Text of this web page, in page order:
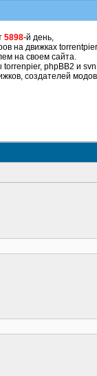
5898-й день,
на движках
на своем сайта.
phpBB2 и
создателей модов